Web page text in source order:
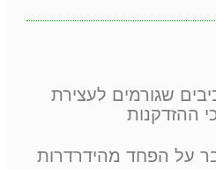
שגורמים לעצירת
ההזדקנות
על הפחד מהידרדרות